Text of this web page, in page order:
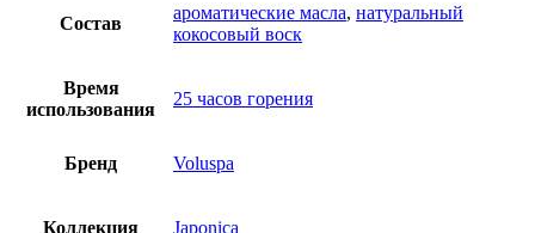
Состав
ароматические масла, натуральный
кокосовый воск
Время
использования
25 часов горения
Бренд Voluspa
Коллекция Japonica